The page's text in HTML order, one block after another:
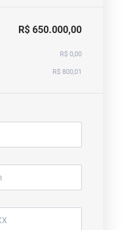
R$ 650.000,00
R$ 0,00
R$ 800,01